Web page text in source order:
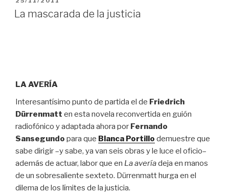
EL
La mascarada de la justicia
LA AVERÍA
Interesantísimo punto de partida el de Friedrich
Dürrenmatt en esta novela reconvertida en guión
radiofónico y adaptada ahora por Fernando
Sansegundo para que Blanca Portillo demuestre que
sabe dirigir –y sabe, ya van seis obras y le luce el oficio–
además de actuar, labor que en La averíadeja en manos
de un sobresaliente sexteto. Dürrenmatt hurga en el
dilema de los límites de la justicia.